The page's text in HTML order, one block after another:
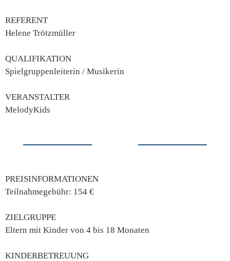
REFERENT
Helene Trötzmüller
QUALIFIKATION
Spielgruppenleiterin / Musikerin
VERANSTALTER
MelodyKids
PREISINFORMATIONEN
Teilnahmegebühr: 154 €
ZIELGRUPPE
Eltern mit Kinder von 4 bis 18 Monaten
KINDERBETREUUNG